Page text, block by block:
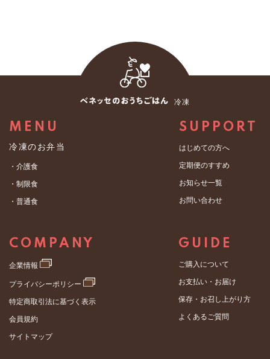
冷凍
MENU
冷凍のお弁当
・介護食
・制限食
・普通食
SUPPORT
はじめての方へ
定期便のすすめ
お知らせ一覧
お問い合わせ
GUIDE
ご購入について
お支払い・お届け
保存・お召し上がり方
よくあるご質問
COMPANY
企業情報
プライバシーポリシー
特定商取引法に基づく表示
会員規約
サイトマップ